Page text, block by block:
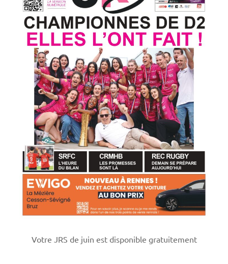
Votre JRS de juin est disponible gratuitement